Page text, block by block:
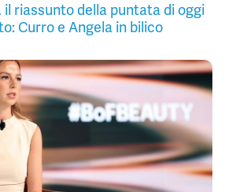
il riassunto della puntata di oggi
Curro e Angela in bilico